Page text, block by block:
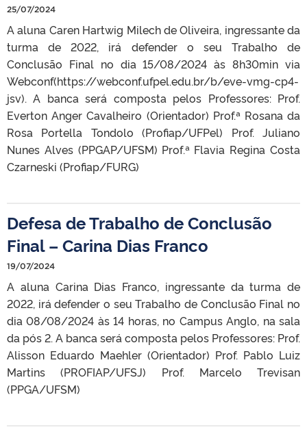
25/07/2024
A aluna Caren Hartwig Milech de Oliveira, ingressante da
turma de 2022, irá defender o seu Trabalho de
Conclusão Final no dia 15/08/2024 às 8h30min via
Webconf(https://webconf.ufpel.edu.br/b/eve-vmg-cp4-
jsv). A banca será composta pelos Professores: Prof.
Everton Anger Cavalheiro (Orientador) Prof.ª Rosana da
Rosa Portella Tondolo (Profiap/UFPel) Prof. Juliano
Nunes Alves (PPGAP/UFSM) Prof.ª Flavia Regina Costa
Czarneski (Profiap/FURG)
Defesa de Trabalho de Conclusão
Final – Carina Dias Franco
19/07/2024
A aluna Carina Dias Franco, ingressante da turma de
2022, irá defender o seu Trabalho de Conclusão Final no
dia 08/08/2024 às 14 horas, no Campus Anglo, na sala
da pós 2. A banca será composta pelos Professores: Prof.
Alisson Eduardo Maehler (Orientador) Prof. Pablo Luiz
Martins (PROFIAP/UFSJ) Prof. Marcelo Trevisan
(PPGA/UFSM)